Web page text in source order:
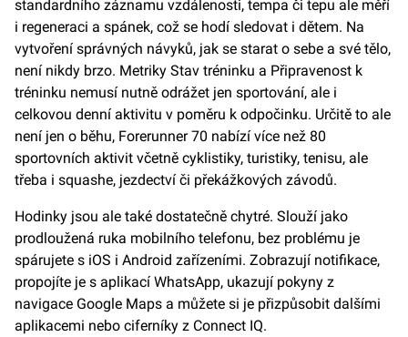
standardního záznamu vzdálenosti, tempa či tepu ale měří
i regeneraci a spánek, což se hodí sledovat i dětem. Na
vytvoření správných návyků, jak se starat o sebe a své tělo,
není nikdy brzo. Metriky Stav tréninku a Připravenost k
tréninku nemusí nutně odrážet jen sportování, ale i
celkovou denní aktivitu v poměru k odpočinku. Určitě to ale
není jen o běhu, Forerunner 70 nabízí více než 80
sportovních aktivit včetně cyklistiky, turistiky, tenisu, ale
třeba i squashe, jezdectví či překážkových závodů.
Hodinky jsou ale také dostatečně chytré. Slouží jako
prodloužená ruka mobilního telefonu, bez problému je
spárujete s iOS i Android zařízeními. Zobrazují notifikace,
propojíte je s aplikací WhatsApp, ukazují pokyny z
navigace Google Maps a můžete si je přizpůsobit dalšími
aplikacemi nebo ciferníky z Connect IQ.